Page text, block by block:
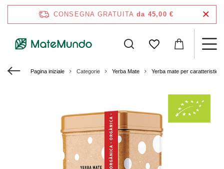
CONSEGNA GRATUITA da 45,00 €
Pagina iniziale Categorie Yerba Mate Yerba mate per caratteristiche